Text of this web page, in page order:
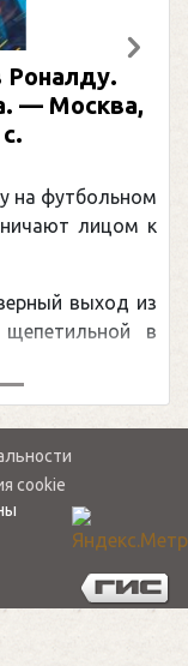
Роналду.
— Москва,
на футбольном
лицом к
выход из
в
cookie